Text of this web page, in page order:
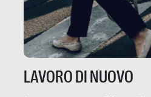
LAVORO DI NUOVO